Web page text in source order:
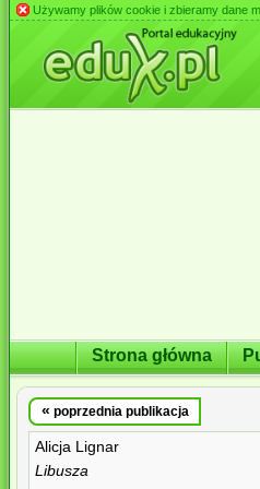
Używamy plików cookie i zbieramy dane
Strona główna
« poprzednia publikacja
Alicja Lignar
Libusza